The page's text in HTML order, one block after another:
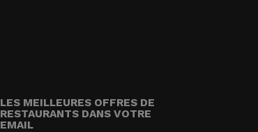
LES MEILLEURES OFFRES DE
RESTAURANTS DANS VOTRE
EMAIL